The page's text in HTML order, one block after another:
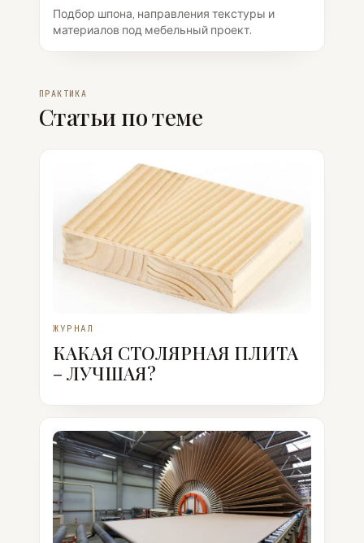
Подбор шпона, направления текстуры и
материалов под мебельный проект.
ПРАКТИКА
Статьи по теме
ЖУРНАЛ
КАКАЯ СТОЛЯРНАЯ ПЛИТА
– ЛУЧШАЯ?